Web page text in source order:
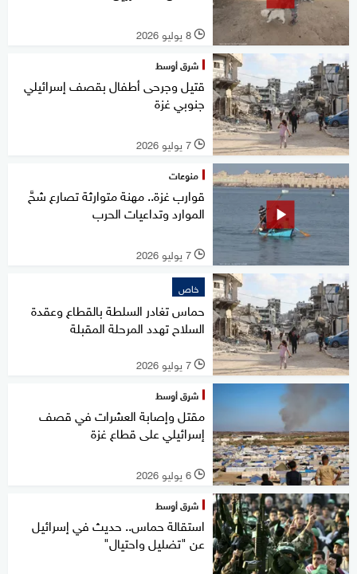
l 8 يوليو 2026
شرق أوسط
قتيل وجرحى أطفال بقصف إسرائيلي
جنوبي غزة
l 7 يوليو 2026
منوعات
قوارب غزة.. مهنة متوارثة تصارع شحَّ
الموارد وتداعيات الحرب
l 7 يوليو 2026
خاص
حماس تغادر السلطة بالقطاع وعقدة
السلاح تهدد المرحلة المقبلة
l 7 يوليو 2026
شرق أوسط
مقتل وإصابة العشرات في قصف
إسرائيلي على قطاع غزة
l 6 يوليو 2026
شرق أوسط
استقالة حماس.. حديث في إسرائيل
عن "تضليل واحتيال"